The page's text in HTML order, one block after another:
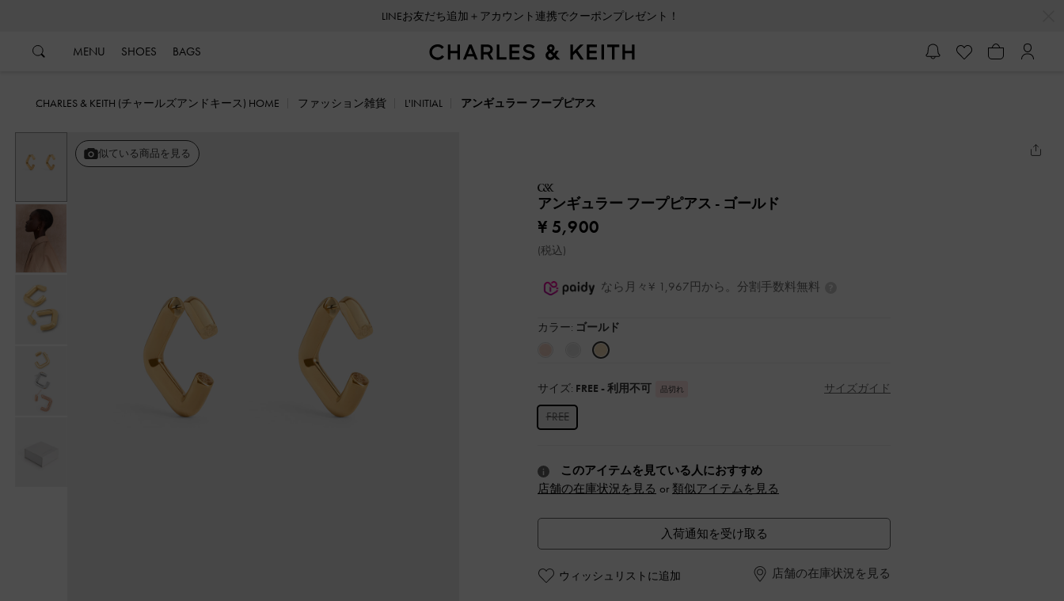
LINEお友だち追加＋アカウント連携でクーポンプレゼント！
MENU SHOES BAGS
CHARLES & KEITH (チャールズアンドキース) HOME ファッション雑貨 L'INITIAL アンギュラー フープピアス
似ている商品を見る
アンギュラー フープピアス - ゴールド
¥ 5,900
(税込)
なら月々¥ 1,967円から。分割手数料無料
カラー: ゴールド
サイズ: FREE - 利用不可 品切れ サイズガイド
FREE
このアイテムを見ている人におすすめ
店舗の在庫状況を見る or 類似アイテムを見る
入荷通知を受け取る
ウィッシュリストに追加 店舗の在庫状況を見る